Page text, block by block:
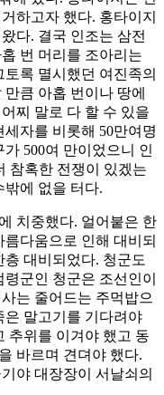
하고자 했다. 홍타이지
다. 결국 인조는 삼전
번 머리를 조아리는
록 멸시했던 여진족의
큼 아홉 번이나 땅에
찌 말로 다 할 수 있을
자를 비롯해 50만여명
500여 만이었으니 인
참혹한 전쟁이 있겠는
밖에 없을 터다.
치중했다. 얼어붙은 한
다움으로 인해 대비되
대비되었다. 청군도
군인 청군은 조선인이
는 줄어드는 주먹밥으
은 말고기를 기다려야
추위를 이겨야 했고 동
바르며 견뎌야 했다.
야 대장장이 서날쇠의